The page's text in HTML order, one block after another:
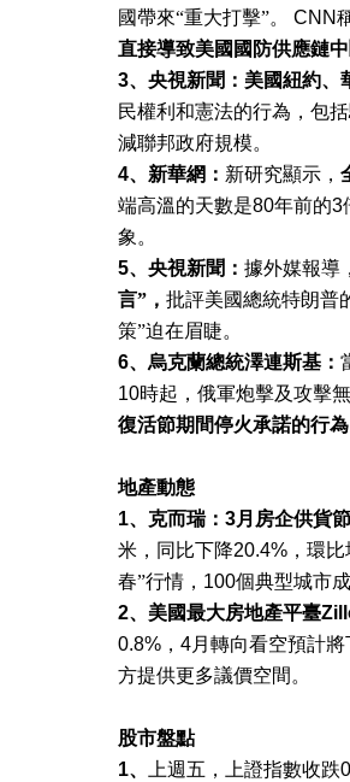
國帶來“重大打擊”。
CNN
直接導致美國國防供應鏈
3、央視新聞：美國紐約、
民權利和憲法的行為，包
減聯邦政府規模。
4、新華網： 新研究顯示，
端高溫的天數是80年前的3
象。
5、央視新聞： 據外媒報導
言”， 批評美國總統特朗普
策”迫在眉睫。
6、烏克蘭總統澤連斯基：
10時起，俄軍炮擊及攻擊
復活節期間停火承諾的行
地產動態
1、克而瑞： 3月房企供貨
米，同比下降20.4% ，環
春”行情， 100個典型城市
2、美國最大房地產平臺
0.8% ， 4月轉向看空預計將
方提供更多議價空間。
股市盤點
1、 上週五，上證指數收跌